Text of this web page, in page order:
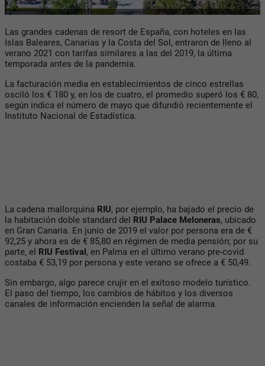
Las grandes cadenas de resort de España, con hoteles en las
Islas Baleares, Canarias y la Costa del Sol, entraron de lleno al
verano 2021 con tarifas similares a las del 2019, la última
temporada antes de la pandemia.
La facturación media en establecimientos de cinco estrellas
osciló los € 180 y, en los de cuatro, el promedio superó los € 80,
según indica el número de mayo que difundió recientemente el
Instituto Nacional de Estadística.
La cadena mallorquina RIU, por ejemplo, ha bajado el precio de
la habitación doble standard del RIU Palace Meloneras, ubicado
en Gran Canaria. En junio de 2019 el valor por persona era de €
92,25 y ahora es de € 85,80 en régimen de media pensión; por su
parte, el RIU Festival, en Palma en el último verano pre-covid
costaba € 53,19 por persona y este verano se ofrece a € 50,49.
Sin embargo, algo parece crujir en el exitoso modelo turístico.
El paso del tiempo, los cambios de hábitos y los diversos
canales de información encienden la señal de alarma.